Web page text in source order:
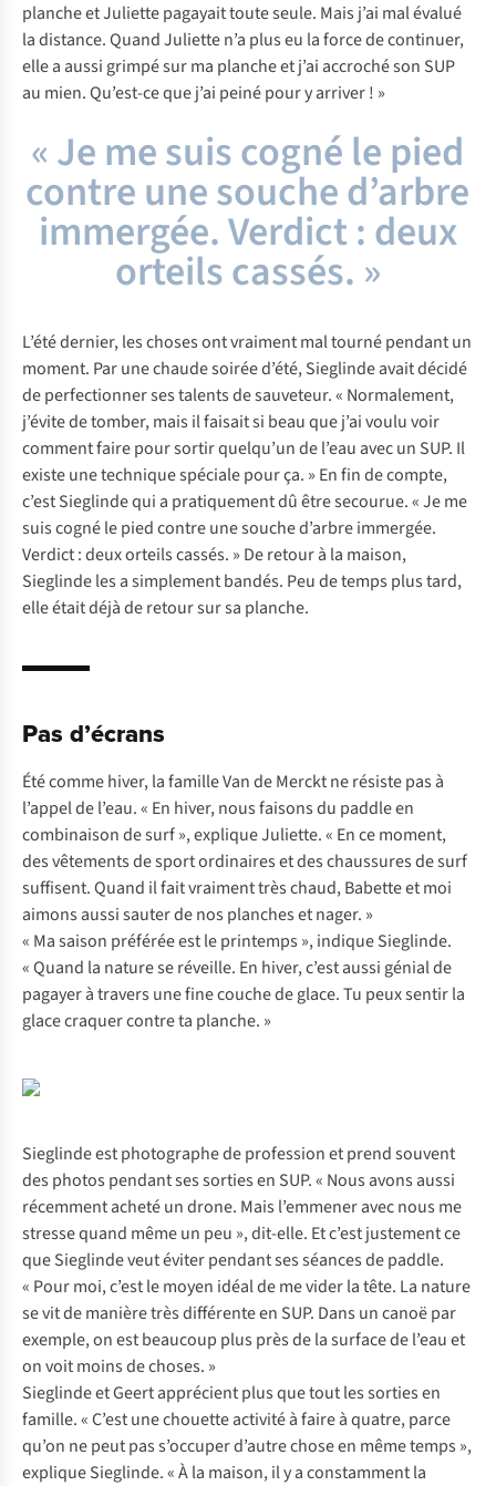
planche et Juliette pagayait toute seule. Mais j’ai mal évalué
la distance. Quand Juliette n’a plus eu la force de continuer,
elle a aussi grimpé sur ma planche et j’ai accroché son SUP
au mien. Qu’est-ce que j’ai peiné pour y arriver ! »
« Je me suis cogné le pied
contre une souche d’arbre
immergée. Verdict : deux
orteils cassés. »
L’été dernier, les choses ont vraiment mal tourné pendant un
moment. Par une chaude soirée d’été, Sieglinde avait décidé
de perfectionner ses talents de sauveteur. « Normalement,
j’évite de tomber, mais il faisait si beau que j’ai voulu voir
comment faire pour sortir quelqu’un de l’eau avec un SUP. Il
existe une technique spéciale pour ça. » En fin de compte,
c’est Sieglinde qui a pratiquement dû être secourue. « Je me
suis cogné le pied contre une souche d’arbre immergée.
Verdict : deux orteils cassés. » De retour à la maison,
Sieglinde les a simplement bandés. Peu de temps plus tard,
elle était déjà de retour sur sa planche.
Pas d’écrans
Été comme hiver, la famille Van de Merckt ne résiste pas à
l’appel de l’eau. « En hiver, nous faisons du paddle en
combinaison de surf », explique Juliette. « En ce moment,
des vêtements de sport ordinaires et des chaussures de surf
suffisent. Quand il fait vraiment très chaud, Babette et moi
aimons aussi sauter de nos planches et nager. »
« Ma saison préférée est le printemps », indique Sieglinde.
« Quand la nature se réveille. En hiver, c’est aussi génial de
pagayer à travers une fine couche de glace. Tu peux sentir la
glace craquer contre ta planche. »
Sieglinde est photographe de profession et prend souvent
des photos pendant ses sorties en SUP. « Nous avons aussi
récemment acheté un drone. Mais l’emmener avec nous me
stresse quand même un peu », dit-elle. Et c’est justement ce
que Sieglinde veut éviter pendant ses séances de paddle.
« Pour moi, c’est le moyen idéal de me vider la tête. La nature
se vit de manière très différente en SUP. Dans un canoë par
exemple, on est beaucoup plus près de la surface de l’eau et
on voit moins de choses. »
Sieglinde et Geert apprécient plus que tout les sorties en
famille. « C’est une chouette activité à faire à quatre, parce
qu’on ne peut pas s’occuper d’autre chose en même temps »,
explique Sieglinde. « À la maison, il y a constamment la